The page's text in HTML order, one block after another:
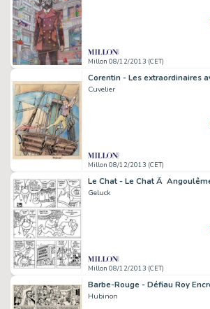
Millon 08/12/2013 (CET)
Cuvelier
Millon 08/12/2013 (CET)
Geluck
Millon 08/12/2013 (CET)
Hubinon